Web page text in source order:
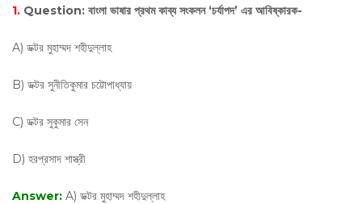
1. Question: বাংলা ভাষার প্রথম কাব্য সংকলন ‘চর্যাপদ’ এর আবিষ্কারক-
A) ডক্টর মুহাম্মদ শহীদুল্লাহ
B) ডক্টর সুনীতিকুমার চট্টোপাধ্যায়
C) ডক্টর সুকুমার সেন
D) হরপ্রসাদ শাস্ত্রী
Answer: A) ডক্টর মুহাম্মদ শহীদুল্লাহ